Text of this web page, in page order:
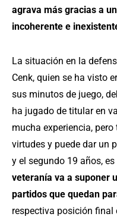
agrava más gracias a
incoherente e
La situación en la
Cenk, quien se ha visto
sus minutos de juego,
ha jugado de titular en
mucha experiencia,
virtudes y puede dar un
y el segundo 19 años,
veteranía va a suponer
partidos que quedan
respectiva posición final